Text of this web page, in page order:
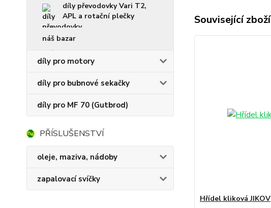
díly převodovky Vari T2,
APL a rotační plečky
náš bazar
díly pro motory
díly pro bubnové sekačky
díly pro MF 70 (Gutbrod)
PŘÍSLUŠENSTVÍ
oleje, maziva, nádoby
zapalovací svíčky
Související zboží
Hřídel kliková JIKOV